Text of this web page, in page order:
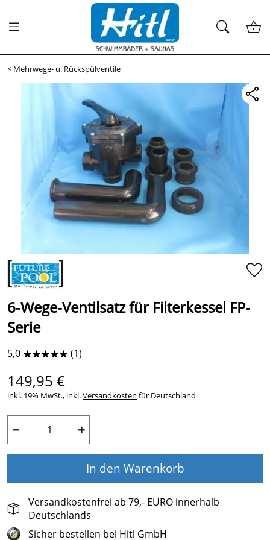
< Mehrwege- u. Rückspülventile
6-Wege-Ventilsatz für Filterkessel FP-
Serie
5,0 ***** (1)
149,95 €
inkl. 19% MwSt., inkl.Versandkosten für Deutschland
− +
In den Warenkorb
Versandkostenfrei ab 79,- EURO innerhalb
Deutschlands
Sicher bestellen bei Hitl GmbH